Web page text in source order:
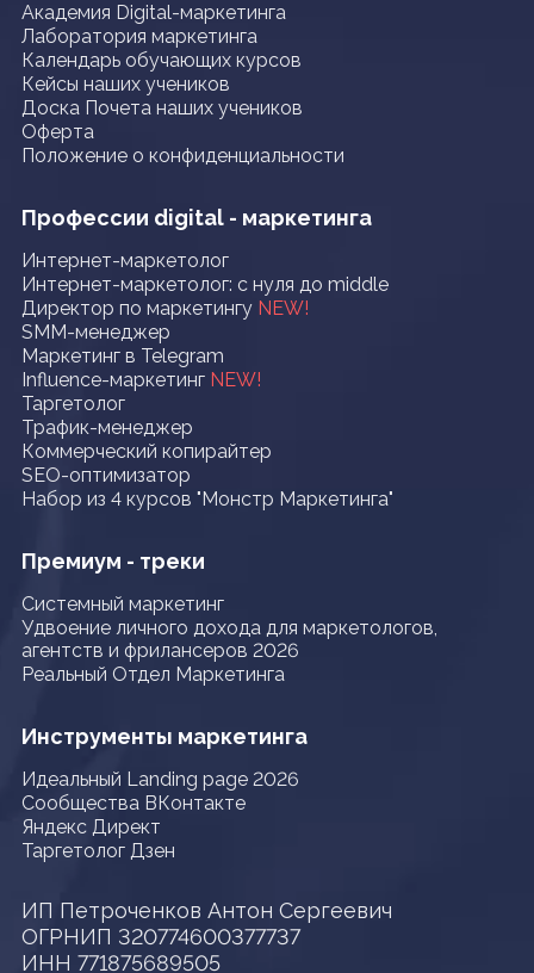
Академия Digital-маркетинга
Лаборатория маркетинга
Календарь обучающих курсов
Кейсы наших учеников
Доска Почета наших учеников
Оферта
Положение о конфиденциальности
Профессии digital - маркетинга
Интернет-маркетолог
Интернет-маркетолог: с нуля до middle
Директор по маркетингу NEW!
SMM-менеджер
Маркетинг в Telegram
Influence-маркетинг NEW!
Таргетолог
Трафик-менеджер
Коммерческий копирайтер
SEO-оптимизатор
Набор из 4 курсов "Монстр Маркетинга"
Премиум - треки
Системный маркетинг
Удвоение личного дохода для маркетологов,
агентств и фрилансеров 2026
Реальный Отдел Маркетинга
Инструменты маркетинга
Идеальный Landing page 2026
Сообщества ВКонтакте
Яндекс Директ
Таргетолог Дзен
ИП Петроченков Антон Сергеевич
ОГРНИП 320774600377737
ИНН 771875689505